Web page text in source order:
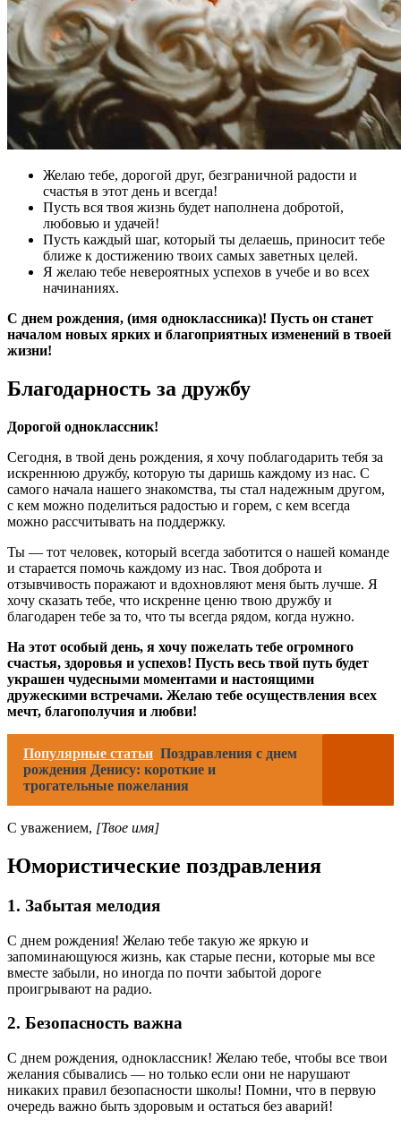
Желаю тебе, дорогой друг, безграничной радости и
счастья в этот день и всегда!
Пусть вся твоя жизнь будет наполнена добротой,
любовью и удачей!
Пусть каждый шаг, который ты делаешь, приносит тебе
ближе к достижению твоих самых заветных целей.
Я желаю тебе невероятных успехов в учебе и во всех
начинаниях.
С днем рождения, (имя одноклассника)! Пусть он станет
началом новых ярких и благоприятных изменений в твоей
жизни!
Благодарность за дружбу
Дорогой одноклассник!
Сегодня, в твой день рождения, я хочу поблагодарить тебя за
искреннюю дружбу, которую ты даришь каждому из нас. С
самого начала нашего знакомства, ты стал надежным другом,
с кем можно поделиться радостью и горем, с кем всегда
можно рассчитывать на поддержку.
Ты — тот человек, который всегда заботится о нашей команде
и старается помочь каждому из нас. Твоя доброта и
отзывчивость поражают и вдохновляют меня быть лучше. Я
хочу сказать тебе, что искренне ценю твою дружбу и
благодарен тебе за то, что ты всегда рядом, когда нужно.
На этот особый день, я хочу пожелать тебе огромного
счастья, здоровья и успехов! Пусть весь твой путь будет
украшен чудесными моментами и настоящими
дружескими встречами. Желаю тебе осуществления всех
мечт, благополучия и любви!
Популярные статьи Поздравления с днем
рождения Денису: короткие и
трогательные пожелания
С уважением, [Твое имя]
Юмористические поздравления
1. Забытая мелодия
С днем рождения! Желаю тебе такую же яркую и
запоминающуюся жизнь, как старые песни, которые мы все
вместе забыли, но иногда по почти забытой дороге
проигрывают на радио.
2. Безопасность важна
С днем рождения, одноклассник! Желаю тебе, чтобы все твои
желания сбывались — но только если они не нарушают
никаких правил безопасности школы! Помни, что в первую
очередь важно быть здоровым и остаться без аварий!